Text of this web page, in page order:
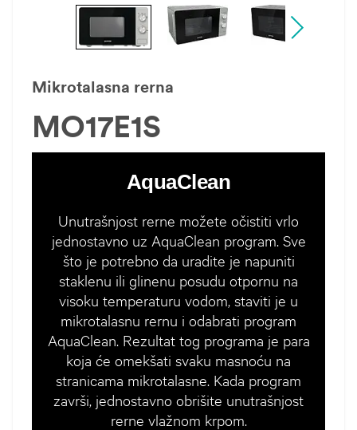
Mikrotalasna rerna
MO17E1S
AquaClean
Unutrašnjost rerne možete očistiti vrlo
jednostavno uz AquaClean program. Sve
što je potrebno da uradite je napuniti
staklenu ili glinenu posudu otpornu na
visoku temperaturu vodom, staviti je u
mikrotalasnu rernu i odabrati program
AquaClean. Rezultat tog programa je para
koja će omekšati svaku masnoću na
stranicama mikrotalasne. Kada program
završi, jednostavno obrišite unutrašnjost
rerne vlažnom krpom.